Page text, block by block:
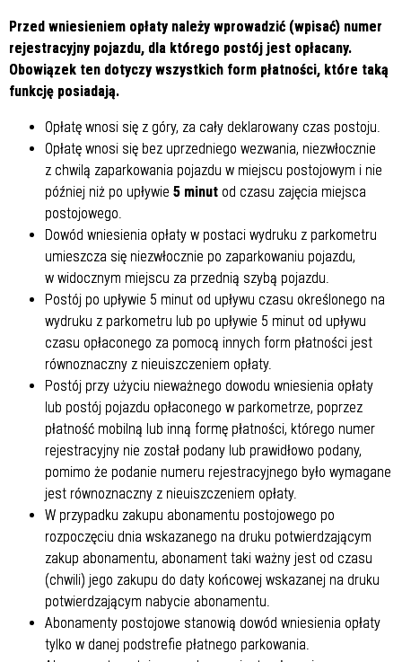
Przed wniesieniem opłaty należy wprowadzić (wpisać) numer
rejestracyjny pojazdu, dla którego postój jest opłacany.
Obowiązek ten dotyczy wszystkich form płatności, które taką
funkcję posiadają.
Opłatę wnosi się z góry, za cały deklarowany czas postoju.
Opłatę wnosi się bez uprzedniego wezwania, niezwłocznie
z chwilą zaparkowania pojazdu w miejscu postojowym i nie
później niż po upływie 5 minut od czasu zajęcia miejsca
postojowego.
Dowód wniesienia opłaty w postaci wydruku z parkometru
umieszcza się niezwłocznie po zaparkowaniu pojazdu,
w widocznym miejscu za przednią szybą pojazdu.
Postój po upływie 5 minut od upływu czasu określonego na
wydruku z parkometru lub po upływie 5 minut od upływu
czasu opłaconego za pomocą innych form płatności jest
równoznaczny z nieuiszczeniem opłaty.
Postój przy użyciu nieważnego dowodu wniesienia opłaty
lub postój pojazdu opłaconego w parkometrze, poprzez
płatność mobilną lub inną formę płatności, którego numer
rejestracyjny nie został podany lub prawidłowo podany,
pomimo że podanie numeru rejestracyjnego było wymagane
jest równoznaczny z nieuiszczeniem opłaty.
W przypadku zakupu abonamentu postojowego po
rozpoczęciu dnia wskazanego na druku potwierdzającym
zakup abonamentu, abonament taki ważny jest od czasu
(chwili) jego zakupu do daty końcowej wskazanej na druku
potwierdzającym nabycie abonamentu.
Abonamenty postojowe stanowią dowód wniesienia opłaty
tylko w danej podstrefie płatnego parkowania.